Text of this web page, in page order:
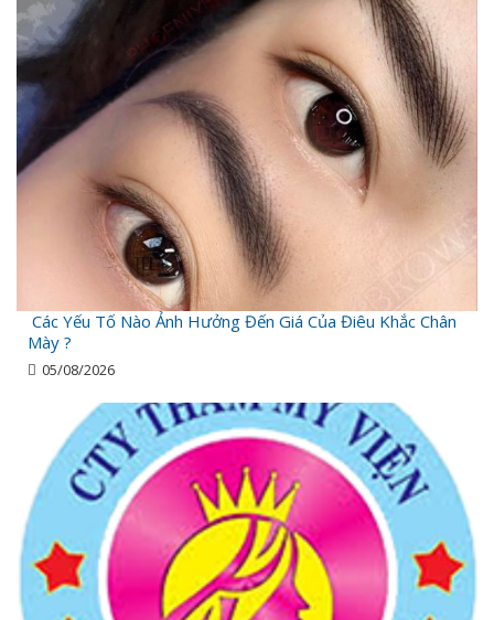
Các Yếu Tố Nào Ảnh Hưởng Đến Giá Của Điêu Khắc Chân
Mày ?
05/08/2026